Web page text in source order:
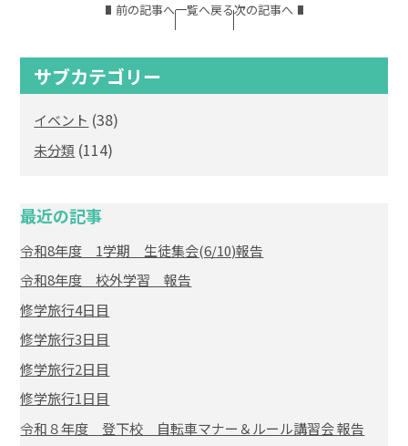
前の記事へ一覧へ戻る次の記事へ
サブカテゴリー
イベント (38)
未分類 (114)
最近の記事
令和8年度 1学期 生徒集会(6/10)報告
令和8年度 校外学習 報告
修学旅行4日目
修学旅行3日目
修学旅行2日目
修学旅行1日目
令和８年度 登下校 自転車マナー＆ルール講習会 報告